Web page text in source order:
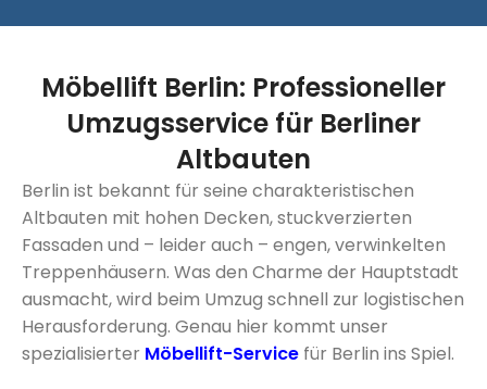
Möbellift Berlin: Professioneller
Umzugsservice für Berliner
Altbauten
Berlin ist bekannt für seine charakteristischen
Altbauten mit hohen Decken, stuckverzierten
Fassaden und – leider auch – engen, verwinkelten
Treppenhäusern. Was den Charme der Hauptstadt
ausmacht, wird beim Umzug schnell zur logistischen
Herausforderung. Genau hier kommt unser
spezialisierter Möbellift-Service für Berlin ins Spiel.